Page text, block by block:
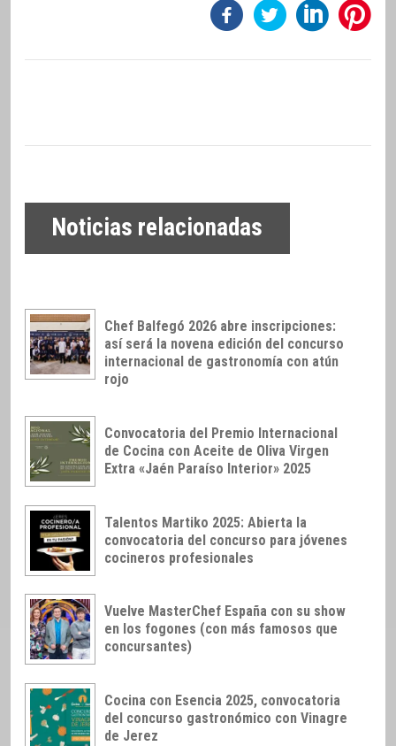
Noticias relacionadas
Chef Balfegó 2026 abre inscripciones:
así será la novena edición del concurso
internacional de gastronomía con atún
rojo
Convocatoria del Premio Internacional
de Cocina con Aceite de Oliva Virgen
Extra «Jaén Paraíso Interior» 2025
Talentos Martiko 2025: Abierta la
convocatoria del concurso para jóvenes
cocineros profesionales
Vuelve MasterChef España con su show
en los fogones (con más famosos que
concursantes)
Cocina con Esencia 2025, convocatoria
del concurso gastronómico con Vinagre
de Jerez